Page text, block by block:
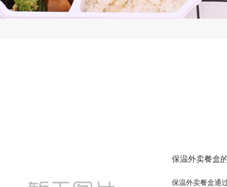
保温外卖餐盒
保温外卖餐盒通